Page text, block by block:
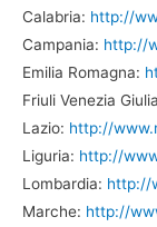
Calabria: http://
Campania: http://
Emilia Romagna:
Friuli Venezia
Lazio: http://
Liguria: http://
Lombardia: http://
Marche: http://